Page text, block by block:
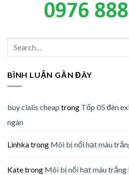
BÌNH LUẬN GẦN ĐÂY
buy cialis cheap trong Tốp 05 đèn
ngàn
Linhkatrong Môi bị nổi hạt màu
Katetrong Môi bị nổi hạt màu trắng